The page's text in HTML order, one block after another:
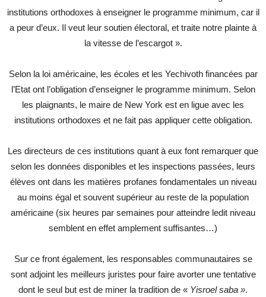
institutions orthodoxes à enseigner le programme minimum, car il
a peur d’eux. Il veut leur soutien électoral, et traite notre plainte à
la vitesse de l’escargot ».
Selon la loi américaine, les écoles et les Yechivoth financées par
l’Etat ont l’obligation d’enseigner le programme minimum. Selon
les plaignants, le maire de New York est en ligue avec les
institutions orthodoxes et ne fait pas appliquer cette obligation.
Les directeurs de ces institutions quant à eux font remarquer que
selon les données disponibles et les inspections passées, leurs
élèves ont dans les matières profanes fondamentales un niveau
au moins égal et souvent supérieur au reste de la population
américaine (six heures par semaines pour atteindre ledit niveau
semblent en effet amplement suffisantes…)
Sur ce front également, les responsables communautaires se
sont adjoint les meilleurs juristes pour faire avorter une tentative
dont le seul but est de miner la tradition de « Yisroel saba ».